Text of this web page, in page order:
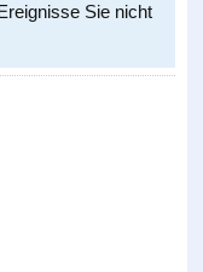
Sie nicht